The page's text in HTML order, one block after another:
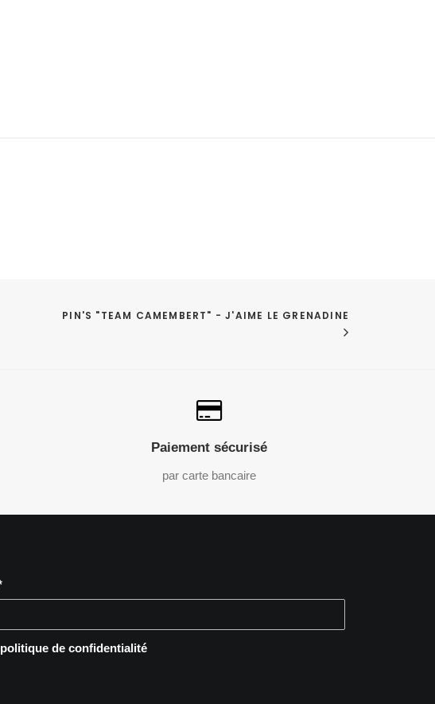
PIN'S "TEAM CAMEMBERT" - J'AIME LE GRENADINE
Paiement sécurisé
par carte bancaire
de confidentialité